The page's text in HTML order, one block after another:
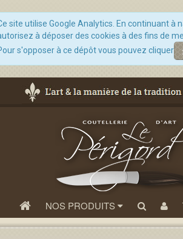
site utilise Google Analytics. En continuant à
à déposer des cookies à des fins de
s'opposer à ce dépôt vous pouvez cliquer
NOS PRODUITS